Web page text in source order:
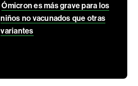
Ómicron es más grave para los
niños no vacunados que otras
variantes